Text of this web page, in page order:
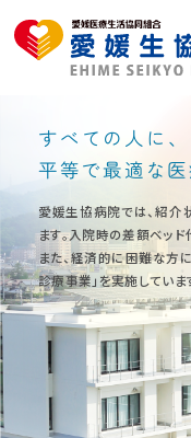
すべての人に、
平等で最適な
愛媛生協病院では、紹介
ます。入院時の差額ベッド
また、経済的に困難な方
診療事業」を実施していま